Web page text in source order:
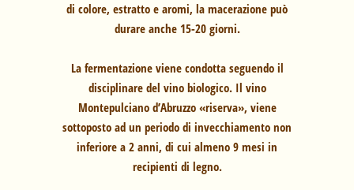
di colore, estratto e aromi, la macerazione può
durare anche 15-20 giorni.
La fermentazione viene condotta seguendo il
disciplinare del vino biologico. Il vino
Montepulciano d’Abruzzo «riserva», viene
sottoposto ad un periodo di invecchiamento non
inferiore a 2 anni, di cui almeno 9 mesi in
recipienti di legno.